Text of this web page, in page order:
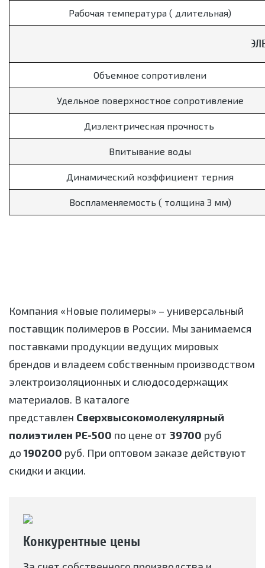
Рабочая температура ( длительная)
Объемное сопротивлени
Удельное поверхностное сопротивление
Диэлектрическая прочность
Впитывание воды
Динамический коэффициент терния
Воспламеняемость ( толщина 3 мм)
Компания «Новые полимеры» – универсальный
поставщик полимеров в России. Мы занимаемся
поставками продукции ведущих мировых
брендов и владеем собственным производством
электроизоляционных и слюдосодержащих
материалов. В каталоге
представлен Сверхвысокомолекулярный
полиэтилен РЕ-500 по цене от 39700 руб
до 190200 руб. При оптовом заказе действуют
скидки и акции.
Конкурентные цены